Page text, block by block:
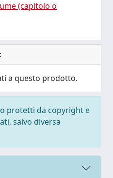
(capitolo o
a questo prodotto.
protetti da copyright e
salvo diversa